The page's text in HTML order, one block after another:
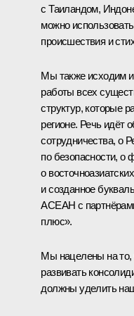
с Таиландом,
можно
происшествия и
Мы также исходим
работы всех
структур, которые
регионе. Речь
сотрудничества, о
по безопасности, о
о
и созданное
АСЕАН с
плюс».
Мы нацелены на то,
развивать
должны уделить